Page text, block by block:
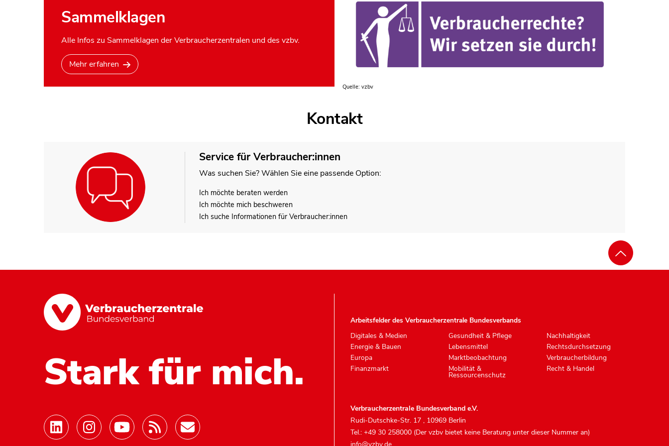
Sammelklagen
Alle Infos zu Sammelklagen der Verbraucherzentralen und des vzbv.
Mehr erfahren
Quelle: vzbv
Kontakt
Service für Verbraucher:innen
Was suchen Sie? Wählen Sie eine passende Option:
Ich möchte beraten werden
Ich möchte mich beschweren
Ich suche Informationen für Verbraucher:innen
Stark für mich.
Arbeitsfelder des Verbraucherzentrale Bundesverbands
Digitales & Medien
Energie & Bauen
Europa
Finanzmarkt
Gesundheit & Pflege
Lebensmittel
Marktbeobachtung
Mobilität &
Ressourcenschutz
Nachhaltigkeit
Rechtsdurchsetzung
Verbraucherbildung
Recht & Handel
Verbraucherzentrale Bundesverband e.V.
Rudi-Dutschke-Str. 17 , 10969 Berlin
Tel.: +49 30 258000 (Der vzbv bietet keine Beratung unter dieser Nummer an)